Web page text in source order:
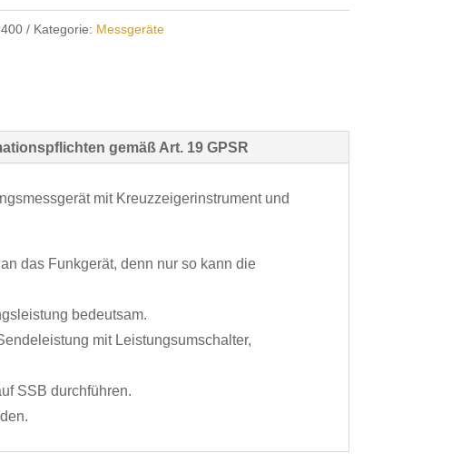
Kategorie: Messgeräte
gemäß Art. 19 GPSR
mit Kreuzzeigerinstrument und
das Funkgerät, denn nur so kann die
bedeutsam.
mit Leistungsumschalter,
SSB durchführen.